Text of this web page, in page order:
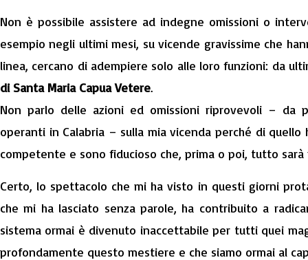
Non è possibile assistere ad indegne omissioni o
esempio negli ultimi mesi, su vicende gravissime che
linea, cercano di adempiere solo alle loro funzioni: da
di Santa Maria Capua Vetere.
Non parlo delle azioni ed omissioni riprovevoli – da
operanti in Calabria – sulla mia vicenda perché di
competente e sono fiducioso che, prima o poi, tutto sarà
Certo, lo spettacolo che mi ha visto in questi giorni
che mi ha lasciato senza parole, ha contribuito a
sistema ormai è divenuto inaccettabile per tutti quei
profondamente questo mestiere e che siamo ormai al